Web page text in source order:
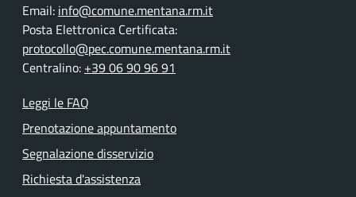
Email: info@comune.mentana.rm.it
Posta Elettronica Certificata:
protocollo@pec.comune.mentana.rm.it
Centralino: +39 06 90 96 91
Leggi le FAQ
Prenotazione appuntamento
Segnalazione disservizio
Richiesta d'assistenza